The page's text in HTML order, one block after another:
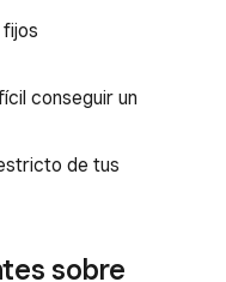
fijos
conseguir un
de tus
sobre